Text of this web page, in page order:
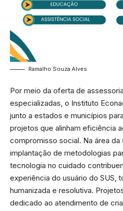
Ramalho Souza Alves
Por meio da oferta de
especializadas, o Instituto
junto a estados e municípios
projetos que alinham eficiência
compromisso social. Na área da
implantação de metodologias
tecnologia no cuidado
experiência do usuário do SUS,
humanizada e resolutiva.
dedicado ao atendimento de